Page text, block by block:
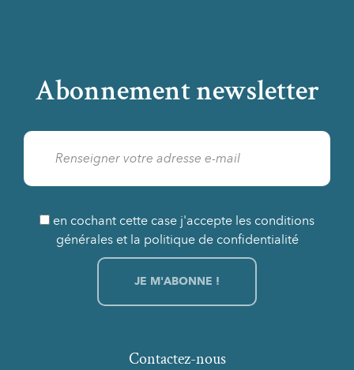
Abonnement newsletter
en cochant cette case j'accepte les conditions
générales et la politique de confidentialité
Contactez-nous